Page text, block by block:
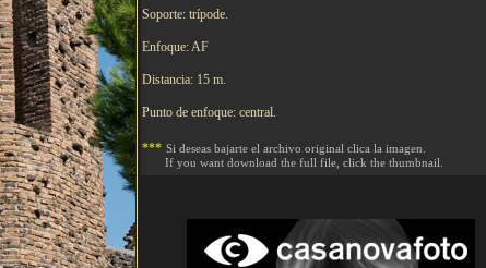
Soporte: trípode.
Enfoque: AF
Distancia: 15 m.
Punto de enfoque: central.
*** Si deseas bajarte el archivo original clica la imagen.
If you want download the full file, click the thumbnail.